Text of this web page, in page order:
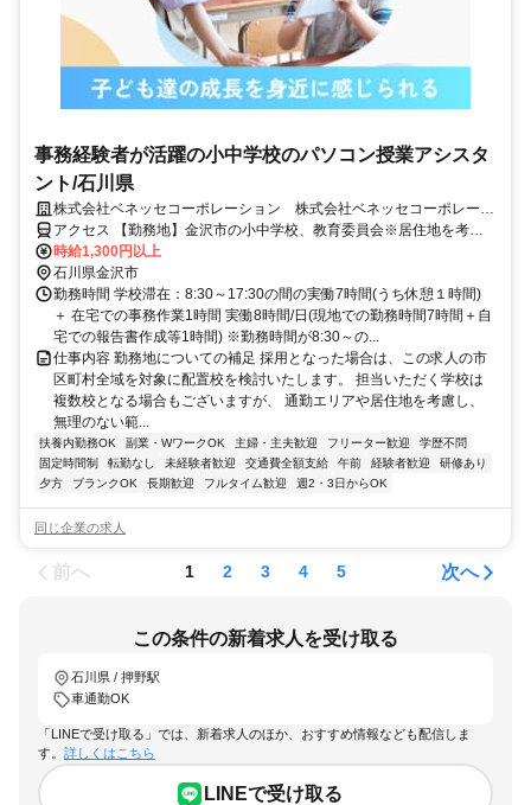
事務経験者が活躍の小中学校のパソコン授業アシスタ
ント/石川県
株式会社ベネッセコーポレーション 株式会社ベネッセコーポレーシ
ョン(石川県金沢市久安6丁目)
アクセス 【勤務地】金沢市の小中学校、教育委員会※居住地を考慮
の上、決定 ＜採用となった場合は、この求人の市区町村全域を対象
に配置校を検討いたします。担当いただく学校は複数校となる場合も
ございますが、通勤エリアや居住地を考慮し、無理のない範囲でご勤
務いただけるよう、最終的にはご相談の上で決定いたします。＞
時給1,300円以上
石川県金沢市
勤務時間 学校滞在：8:30～17:30の間の実働7時間(うち休憩１時間)
＋ 在宅での事務作業1時間 実働8時間/日(現地での勤務時間7時間＋自
宅での報告書作成等1時間) ※勤務時間が8:30～の...
仕事内容 勤務地についての補足 採用となった場合は、この求人の市
区町村全域を対象に配置校を検討いたします。 担当いただく学校は
複数校となる場合もございますが、 通勤エリアや居住地を考慮し、
無理のない範...
扶養内勤務OK 副業・WワークOK 主婦・主夫歓迎 フリーター歓迎
学歴不問
固定時間制
転勤なし 未経験者歓迎 交通費全額支給 午前 経験者歓迎
研修あり
夕方
ブランクOK 長期歓迎 フルタイム歓迎 週2・3日からOK
同じ企業の求人
前へ 1 2 3 4 5 次へ
この条件の新着求人を受け取る
石川県 / 押野駅
車通勤OK
「LINEで受け取る」では、新着求人のほか、おすすめ情報なども配信しま
す。 詳しくはこちら
LINEで受け取る